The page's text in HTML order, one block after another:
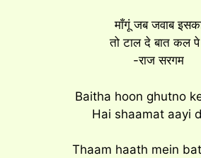
माँगूं जब जवाब
तो टाल दे बात कल
-राज सरगम
Baitha hoon ghutno
Hai shaamat aayi
Thaam haath mein